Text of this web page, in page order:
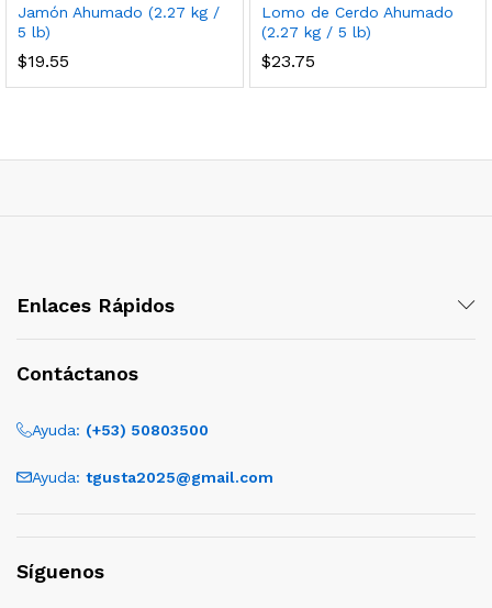
Jamón Ahumado (2.27 kg /
5 lb)
$19.55
Lomo de Cerdo Ahumado
(2.27 kg / 5 lb)
$23.75
Enlaces Rápidos
Contáctanos
Ayuda: (+53) 50803500
Ayuda: tgusta2025@gmail.com
Síguenos